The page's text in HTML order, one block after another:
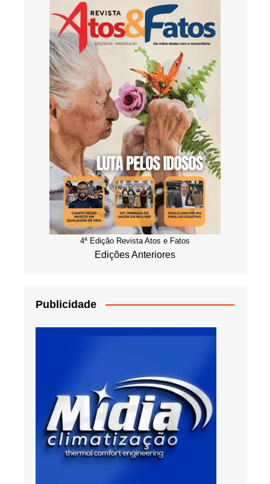
4ª Edição Revista Atos e Fatos
Edições Anteriores
Publicidade